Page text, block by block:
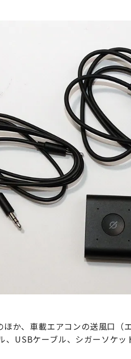
か、車載エアコンの送風口（
USBケーブル、シガーソケ